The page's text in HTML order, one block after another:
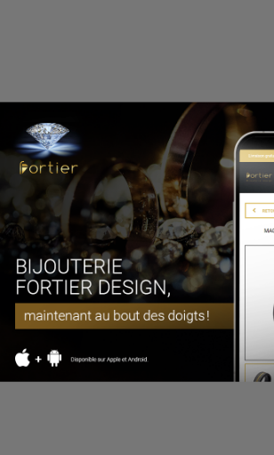
10-1495-000
Pendentif en argent 925, coeur
Argent
49.00 $